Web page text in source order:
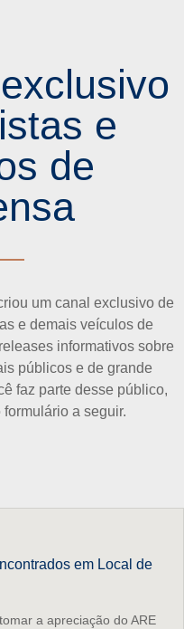
e
de
um canal exclusivo de
e demais veículos de
informativos sobre
públicos e de grande
faz parte desse público,
a seguir.
em Local de
a apreciação do ARE